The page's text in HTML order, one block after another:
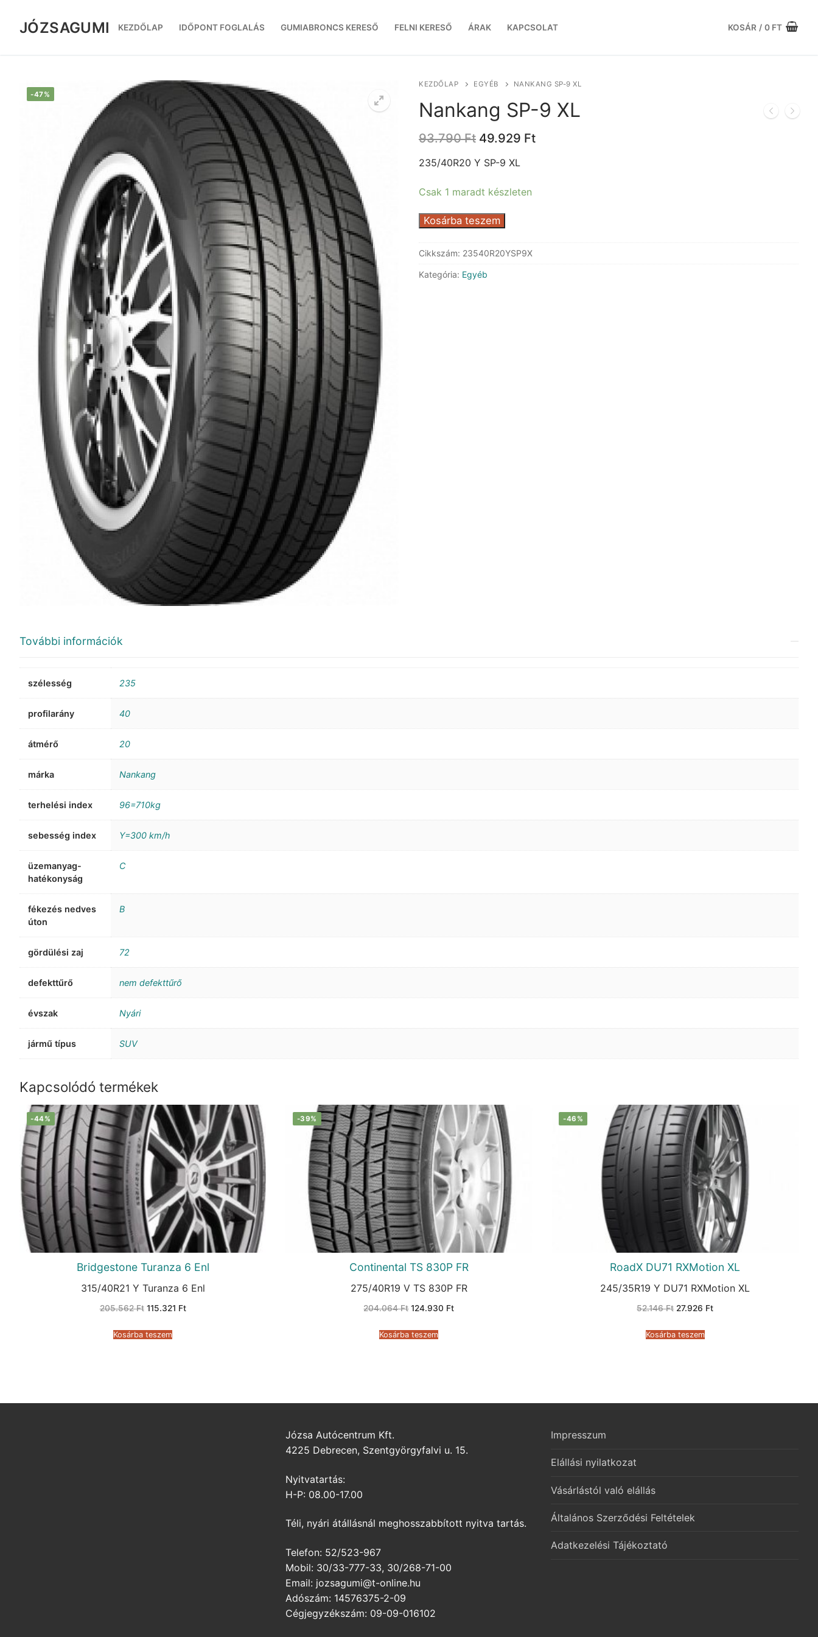
tartalomra
JÓZSAGUMI KEZDŐLAP IDŐPONT FOGLALÁS GUMIABRONCS KERESŐ FELNI KERESŐ ÁRAK KAPCSOLAT KOSÁR / 0 FT
-47%
KEZDŐLAP EGYÉB NANKANG SP-9 XL
Nankang SP-9 XL
93.790Ft Original
was:
49.929 FtCurrent
235/40R20 Y SP-9 XL
Csak 1 maradt készleten
Nankang
9
mennyiség
Kosárba teszem
Cikkszám: 23540R20YSP9X
Kategória: Egyéb
További információk
szélesség 235
profilarány 40
átmérő 20
márka Nankang
terhelési index 96=710kg
sebesség index Y=300 km/h
üzemanyag-
hatékonyság
C
fékezés nedves
úton
B
gördülési zaj 72
defekttűrő nem defekttűrő
évszak Nyári
jármű típus SUV
Kapcsolódó termékek
-44%
Bridgestone Turanza 6 Enl
315/40R21 Y Turanza 6 Enl
205.562Ft Original
205.562 Ft.
115.321 FtCurrent
Kosárba teszem
-39%
Continental TS 830P FR
275/40R19 V TS 830P FR
204.064Ft Original
204.064 Ft.
124.930 FtCurrent
Kosárba teszem
-46%
RoadX DU71 RXMotion XL
245/35R19 Y DU71 RXMotion XL
52.146Ft Original
52.146 Ft.
27.926 FtCurrent
Kosárba teszem
Józsa Autócentrum Kft.
4225 Debrecen, Szentgyörgyfalvi u. 15.
Nyitvatartás:
H-P: 08.00-17.00
Téli, nyári átállásnál meghosszabbított nyitva tartás.
Telefon: 52/523-967
Mobil: 30/33-777-33, 30/268-71-00
Email: jozsagumi@t-online.hu
Adószám: 14576375-2-09
Cégjegyzékszám: 09-09-016102
Impresszum
Elállási nyilatkozat
Vásárlástól való elállás
Általános Szerződési Feltételek
Adatkezelési Tájékoztató